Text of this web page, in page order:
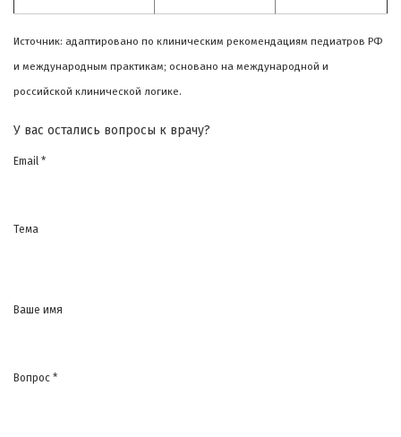
Источник: адаптировано по клиническим рекомендациям педиатров РФ
и международным практикам; основано на международной и
российской клинической логике.
У вас остались вопросы к врачу?
Email *
Тема
Ваше имя
Вопрос *